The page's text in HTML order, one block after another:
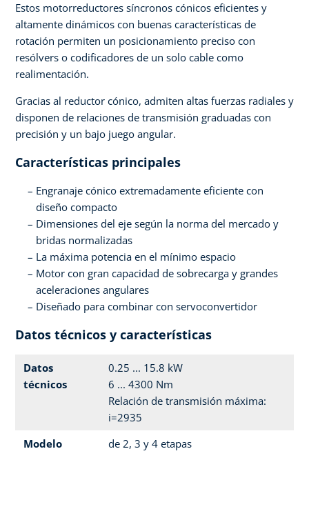
Estos motorreductores síncronos cónicos eficientes y
altamente dinámicos con buenas características de
rotación permiten un posicionamiento preciso con
resólvers o codificadores de un solo cable como
realimentación.
Gracias al reductor cónico, admiten altas fuerzas radiales y
disponen de relaciones de transmisión graduadas con
precisión y un bajo juego angular.
Características principales
Engranaje cónico extremadamente eficiente con
diseño compacto
Dimensiones del eje según la norma del mercado y
bridas normalizadas
La máxima potencia en el mínimo espacio
Motor con gran capacidad de sobrecarga y grandes
aceleraciones angulares
Diseñado para combinar con servoconvertidor
Datos técnicos y características
Datos
técnicos
0.25 ... 15.8 kW
6 ... 4300 Nm
Relación de transmisión máxima:
i=2935
Modelo
de 2, 3 y 4 etapas